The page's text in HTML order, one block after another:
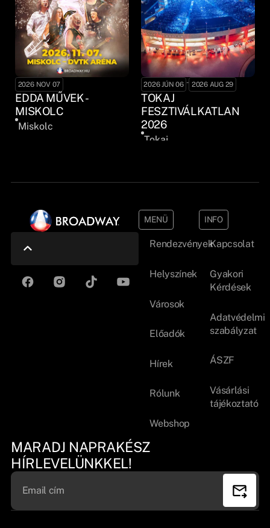
2026 NOV 07
EDDA MŰVEK -
MISKOLC
Miskolc
2026 JÚN 06 - 2026 AUG 29
TOKAJ
FESZTIVÁLKATLAN
2026
Tokaj
MENÜ
Rendezvények
Helyszínek
Városok
Előadók
Hírek
Rólunk
Webshop
INFO
Kapcsolat
Gyakori
Kérdések
Adatvédelmi
szabályzat
ÁSZF
Vásárlási
tájékoztató
MARADJ NAPRAKÉSZ
HÍRLEVELÜNKKEL!